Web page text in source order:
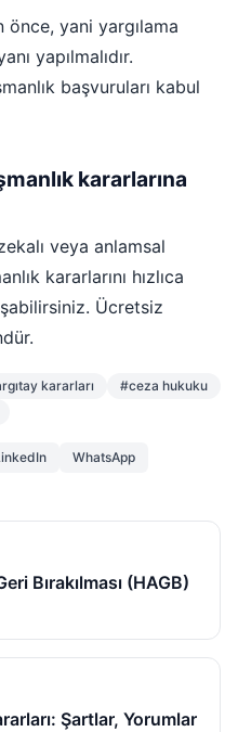
yani yargılama
yapılmalıdır.
başvuruları kabul
kararlarına
veya anlamsal
kararlarını hızlıca
Ücretsiz
kararları
#ceza hukuku
WhatsApp
Bırakılması (HAGB)
Şartlar, Yorumlar